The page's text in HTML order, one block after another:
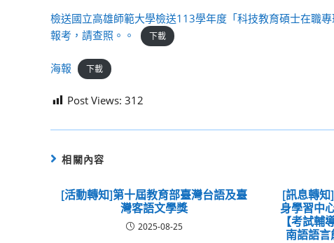
檢送國立高雄師範大學檢送113學年度「科技教育碩士在職
報考，請查照。。
下載
海報 下載
Post Views: 312
相關內容
[活動轉知]第十屆教育部臺灣台語及臺
灣客語文學獎
2025-08-25
[訊息轉
身學習中
【考試輔
南語語言